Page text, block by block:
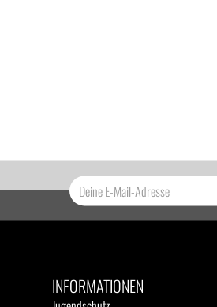
INFORMATIONEN